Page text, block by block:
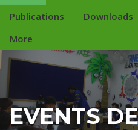
Publications
Downloads
More
EVENTS